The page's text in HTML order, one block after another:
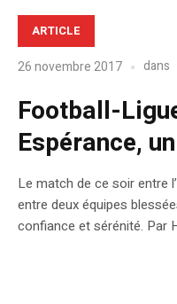
ARTICLE
26 novembre 2017 dans
Football-
Espérance,
Le match de ce soir entre
entre deux équipes
confiance et sérénité. Par